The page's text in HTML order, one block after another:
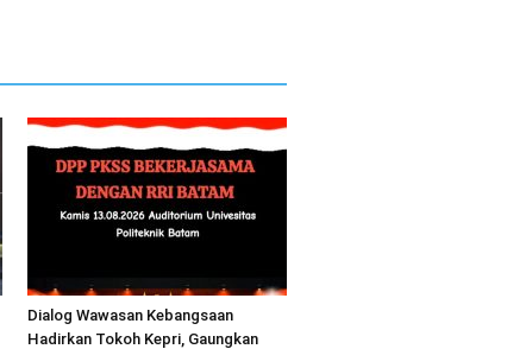
Dialog Wawasan Kebangsaan
Hadirkan Tokoh Kepri, Gaungkan